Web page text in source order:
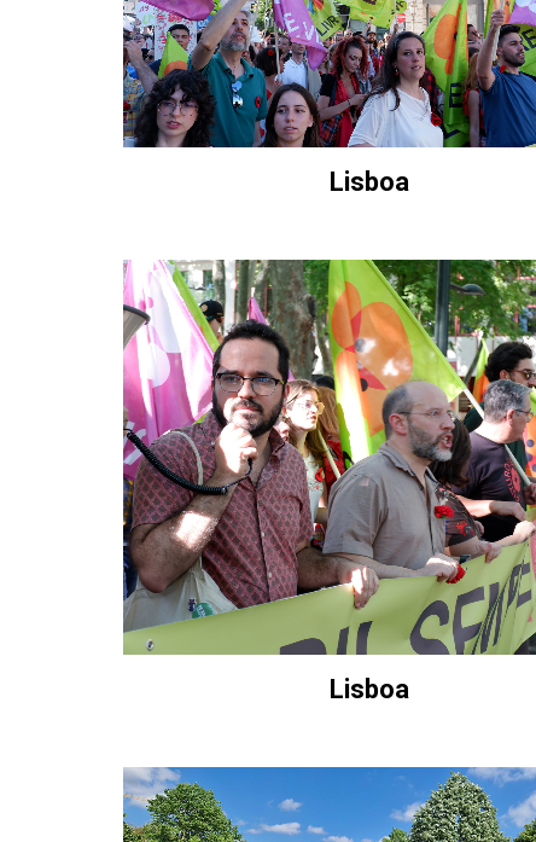
Lisboa
Lisboa